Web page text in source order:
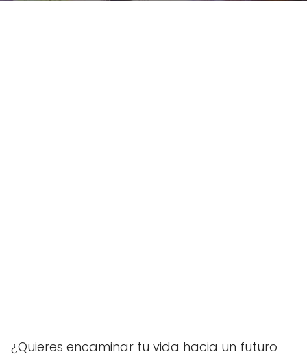
¿Quieres encaminar tu vida hacia un futuro